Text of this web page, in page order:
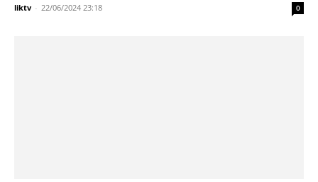
liktv - 22/06/2024 23:18 0